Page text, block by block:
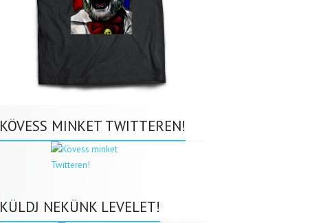
KÖVESS MINKET TWITTEREN!
KÜLDJ NEKÜNK LEVELET!